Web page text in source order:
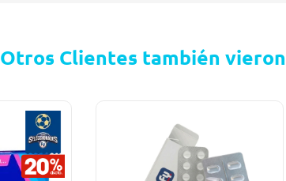
Otros Clientes también vieron